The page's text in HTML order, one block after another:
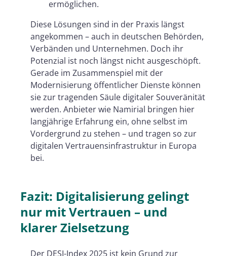
ermöglichen.
Diese Lösungen sind in der Praxis längst
angekommen – auch in deutschen Behörden,
Verbänden und Unternehmen. Doch ihr
Potenzial ist noch längst nicht ausgeschöpft.
Gerade im Zusammenspiel mit der
Modernisierung öffentlicher Dienste können
sie zur tragenden Säule digitaler Souveränität
werden. Anbieter wie Namirial bringen hier
langjährige Erfahrung ein, ohne selbst im
Vordergrund zu stehen – und tragen so zur
digitalen Vertrauensinfrastruktur in Europa
bei.
Fazit: Digitalisierung gelingt
nur mit Vertrauen – und
klarer Zielsetzung
Der DESI-Index 2025 ist kein Grund zur